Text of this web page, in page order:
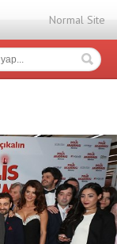
Normal Site